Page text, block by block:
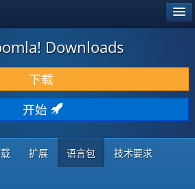
Downloads
下载
开始
扩展 语言包 技术要求